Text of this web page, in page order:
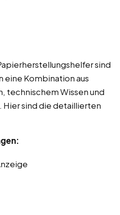
sind
eine Kombination aus
technischem Wissen und
sind die detaillierten